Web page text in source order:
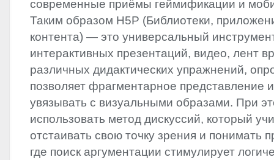
современные приёмы геймификации и
Таким образом H5P (Библиотеки,
контента) — это универсальный
интерактивных презентаций, видео, лент
различных дидактических упражнений,
позволяет фрагментарное представление
увязывать с визуальными образами. При
использовать метод дискуссий, который
отстаивать свою точку зрения и понимать
где поиск аргументации стимулирует